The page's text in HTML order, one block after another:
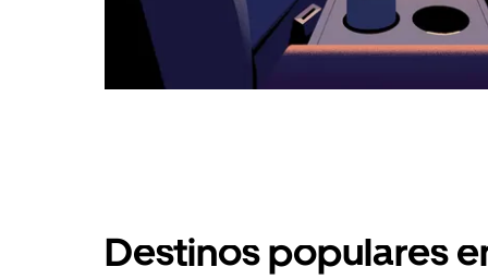
Destinos populares